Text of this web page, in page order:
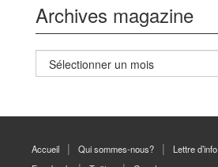
Archives magazine
Archives
magazine
Accueil Qui sommes-nous? Lettre d’info